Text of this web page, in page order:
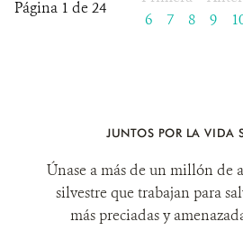
Página 1 de 24
6
7 8 9
JUNTOS POR LA VIDA
Únase a más de un millón de
silvestre que trabajan para
más preciadas y